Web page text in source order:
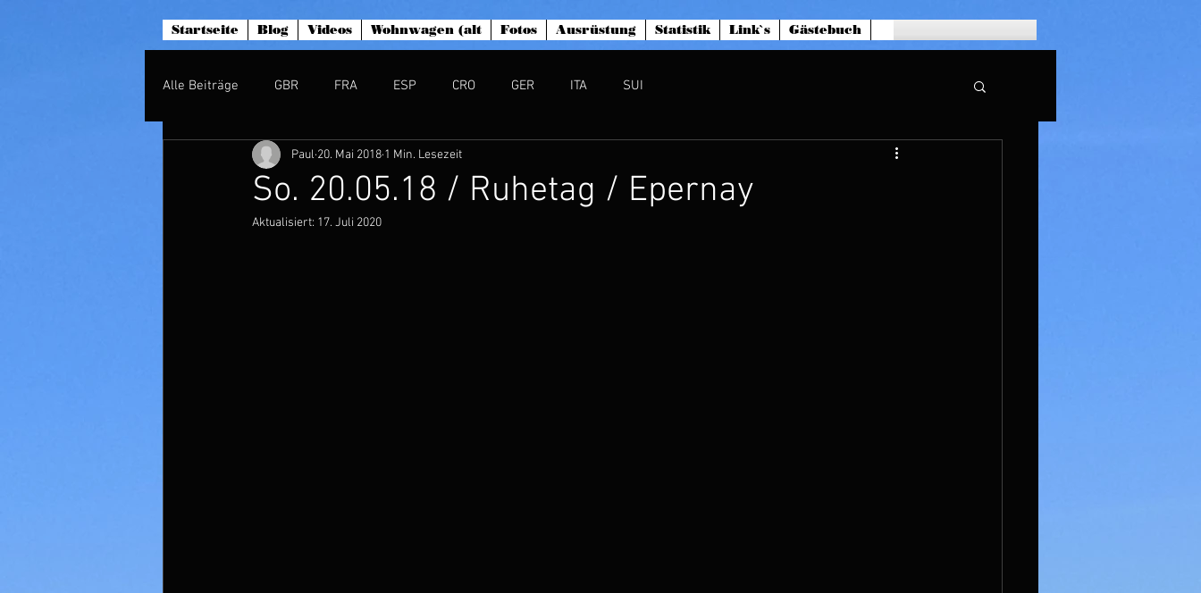
Startseite Blog Videos Wohnwagen (alt Fotos Ausrüstung Statistik Link`s Gästebuch
Alle Beiträge GBR FRA ESP CRO GER ITA SUI
So. 20.05.18 / Ruhetag / Epernay
Paul 20. Mai 2018 1 Min. Lesezeit
Aktualisiert: 17. Juli 2020